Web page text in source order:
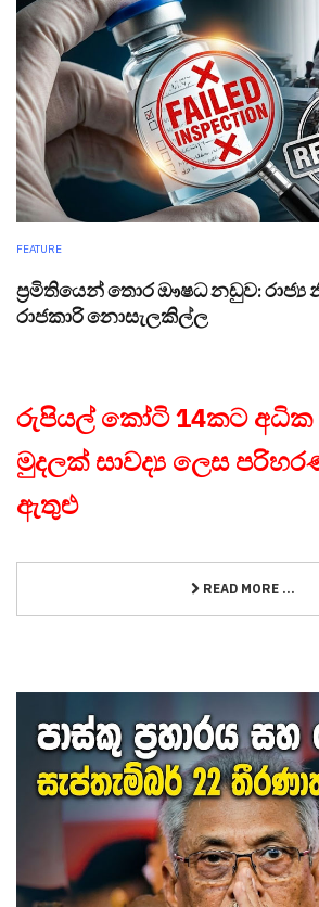
FEATURE
ප්‍රමිතියෙන් තොර ඖෂධ නඩුව: රාජ්‍ය
රාජකාරි නොසැලකිල්ල
රුපියල් කෝටි 14කට
මුදලක් සාවද්‍ය ලෙස
ඇතුළු
READ MORE ...